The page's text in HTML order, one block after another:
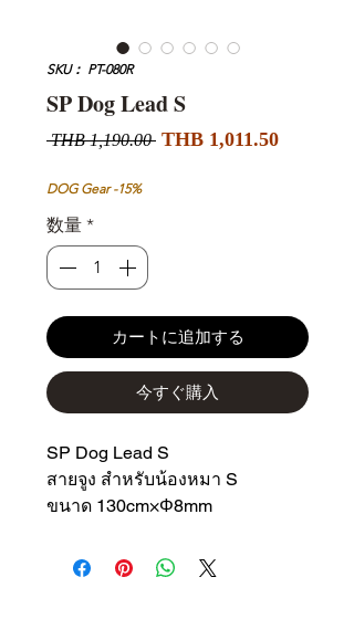
SKU： PT-080R
SP Dog Lead S
THB 1,190.00 通
THB 1,011.50セ
DOG Gear -15%
数量 *
カートに追加する
今すぐ購入
SP Dog Lead S
สายจูง สำหรับน้องหมา S
ขนาด 130cm×Φ8mm